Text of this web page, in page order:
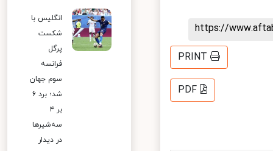
https://
PRINT
PDF
انگلیس با
شکست
پرگل
فرانسه
سوم جهان
شد؛ برد ۶
بر ۴
سه‌شیرها
در دیدار